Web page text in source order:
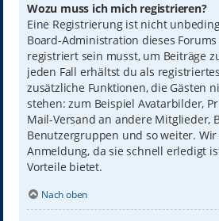
Wozu muss ich mich registrieren?
Eine Registrierung ist nicht
Board-Administration dieses
registriert sein musst, um Beiträge
jeden Fall erhältst du als
zusätzliche Funktionen, die Gästen
stehen: zum Beispiel Avatarbilder,
Mail-Versand an andere Mitglieder,
Benutzergruppen und so weiter.
Anmeldung, da sie schnell erledigt
Vorteile bietet.
Nach oben